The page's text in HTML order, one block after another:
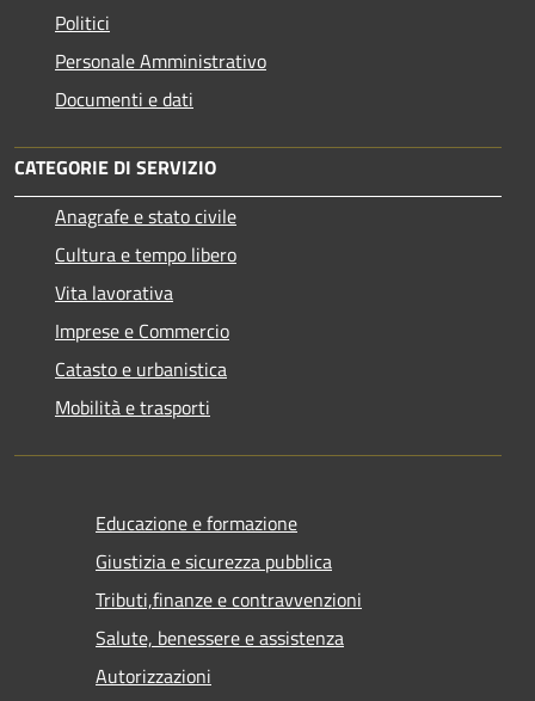
Politici
Personale Amministrativo
Documenti e dati
CATEGORIE DI SERVIZIO
Anagrafe e stato civile
Cultura e tempo libero
Vita lavorativa
Imprese e Commercio
Catasto e urbanistica
Mobilità e trasporti
Educazione e formazione
Giustizia e sicurezza pubblica
Tributi,finanze e contravvenzioni
Salute, benessere e assistenza
Autorizzazioni